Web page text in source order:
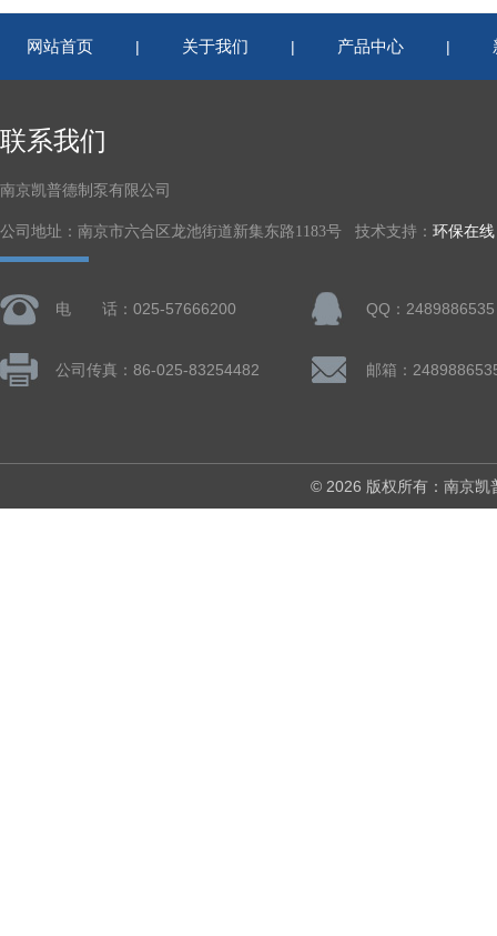
网站首页 | 关于我们 | 产品中心 |
联系我们
南京凯普德制泵有限公司
公司地址：南京市六合区龙池街道新集东路1183号 技术支持： 环保在线
电 话：025-57666200 QQ：2489886535
公司传真：86-025-83254482 邮箱：
© 2026 版权所有：南京